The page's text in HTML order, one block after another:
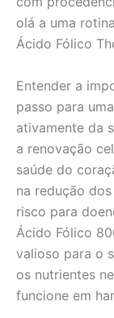
olá a uma
Ácido Fólico
Entender a
passo para
ativamente da
a renovação
saúde do
na redução
risco para
Ácido Fólico
valioso para o
os nutrientes
funcione em